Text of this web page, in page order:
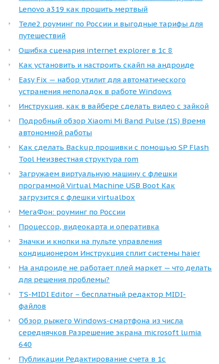
Lenovo a319 как прошить мертвый
Теле2 роуминг по России и выгодные тарифы для
путешествий
Ошибка сценария internet explorer в 1с 8
Как установить и настроить скайп на андроиде
Easy Fix — набор утилит для автоматического
устранения неполадок в работе Windows
Инструкция, как в вайбере сделать видео с зайкой
Подробный обзор Xiaomi Mi Band Pulse (1S) Время
автономной работы
Как сделать Backup прошивки с помощью SP Flash
Tool Неизвестная структура rom
Загружаем виртуальную машину с флешки
программой Virtual Machine USB Boot Как
загрузится с флешки virtualbox
МегаФон: роуминг по России
Процессор, видеокарта и оперативка
Значки и кнопки на пульте управления
кондиционером Инструкция сплит системы haier
На андроиде не работает плей маркет — что делать
для решения проблемы?
TS-MIDI Editor – бесплатный редактор MIDI-
файлов
Обзор рыжего Windows-смартфона из числа
середнячков Разрешение экрана microsoft lumia
640
Публикации Редактирование счета в 1с